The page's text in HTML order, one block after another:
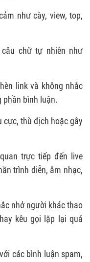
như cày, view, top,
chữ tự nhiên như
link và không nhắc
phần bình luận.
cực, thù địch hoặc gây
trực tiếp đến live
trình diễn, âm nhạc,
nhở người khác thao
kêu gọi lặp lại quá
các bình luận spam,